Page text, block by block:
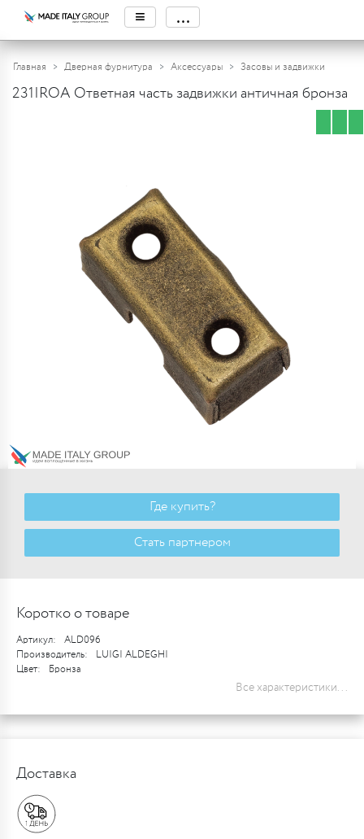
≡ ...
Главная Дверная фурнитура Аксессуары Засовы и задвижки
231IROA Ответная часть задвижки античная бронза
Где купить?
Стать партнером
Коротко о товаре
Артикул:
ALD096
Производитель:
LUIGI ALDEGHI
Цвет:
Бронза
Все характеристики...
Доставка